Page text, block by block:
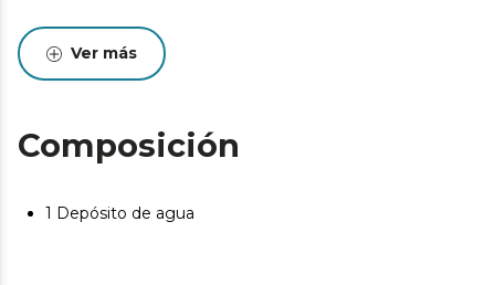
Ver más
Composición
1 Depósito de agua